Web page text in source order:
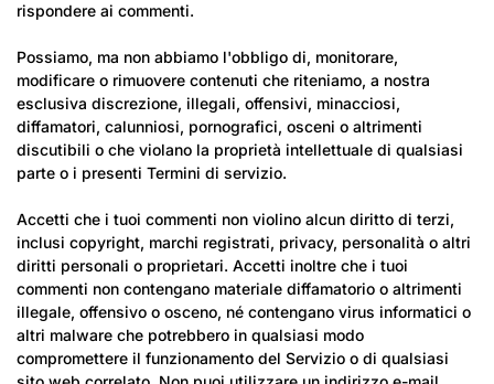
rispondere ai commenti.
Possiamo, ma non abbiamo l'obbligo di, monitorare,
modificare o rimuovere contenuti che riteniamo, a nostra
esclusiva discrezione, illegali, offensivi, minacciosi,
diffamatori, calunniosi, pornografici, osceni o altrimenti
discutibili o che violano la proprietà intellettuale di qualsiasi
parte o i presenti Termini di servizio.
Accetti che i tuoi commenti non violino alcun diritto di terzi,
inclusi copyright, marchi registrati, privacy, personalità o altri
diritti personali o proprietari. Accetti inoltre che i tuoi
commenti non contengano materiale diffamatorio o altrimenti
illegale, offensivo o osceno, né contengano virus informatici o
altri malware che potrebbero in qualsiasi modo
compromettere il funzionamento del Servizio o di qualsiasi
Conferma la tua età
Hai 18 anni o più?
No, non lo sono Sì, io sono